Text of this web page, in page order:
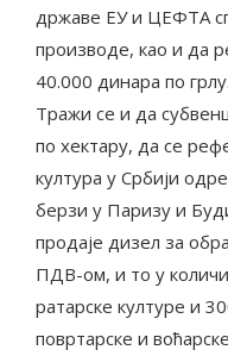
државе ЕУ и ЦЕФТА
производе, као и да
40.000 динара по грлу.
Тражи се и да
по хектару, да се
култура у Србији
берзи у Паризу и
продаје дизел за
ПДВ-ом, и то у
ратарске културе и
повртарске и